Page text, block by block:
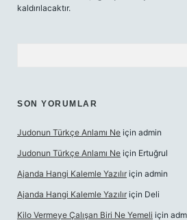
kaldırılacaktır.
SON YORUMLAR
Judonun Türkçe Anlamı Ne için admin
Judonun Türkçe Anlamı Ne için Ertuğrul
Ajanda Hangi Kalemle Yazılır için admin
Ajanda Hangi Kalemle Yazılır için Deli
Kilo Vermeye Çalışan Biri Ne Yemeli için